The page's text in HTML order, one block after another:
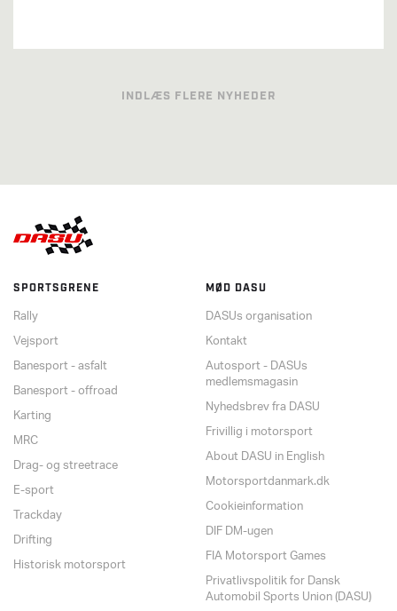
INDLÆS FLERE NYHEDER
SPORTSGRENE
Rally
Vejsport
Banesport - asfalt
Banesport - offroad
Karting
MRC
Drag- og streetrace
E-sport
Trackday
Drifting
Historisk motorsport
MØD DASU
DASUs organisation
Kontakt
Autosport - DASUs
medlemsmagasin
Nyhedsbrev fra DASU
Frivillig i motorsport
About DASU in English
Motorsportdanmark.dk
Cookieinformation
DIF DM-ugen
FIA Motorsport Games
Privatlivspolitik for Dansk
Automobil Sports Union (DASU)